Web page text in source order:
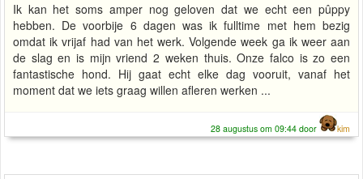
Ik kan het soms amper nog geloven dat we echt een pûppy
hebben. De voorbije 6 dagen was ik fulltime met hem bezig
omdat ik vrijaf had van het werk. Volgende week ga ik weer aan
de slag en is mijn vriend 2 weken thuis. Onze falco is zo een
fantastische hond. Hij gaat echt elke dag vooruit, vanaf het
moment dat we iets graag willen afleren werken ...
28 augustus om 09:44 door kim